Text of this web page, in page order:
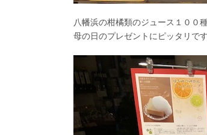
八幡浜の柑橘類のジュース１００
母の日のプレゼントにピッタリです